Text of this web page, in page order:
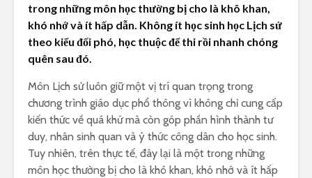
trong những môn học thường bị cho là khô khan,
khó nhớ và ít hấp dẫn. Không ít học sinh học Lịch sử
theo kiểu đối phó, học thuộc để thi rồi nhanh chóng
quên sau đó.
Môn Lịch sử luôn giữ một vị trí quan trọng trong
chương trình giáo dục phổ thông vì không chỉ cung cấp
kiến thức về quá khứ mà còn góp phần hình thành tư
duy, nhân sinh quan và ý thức công dân cho học sinh.
Tuy nhiên, trên thực tế, đây lại là một trong những
môn học thường bị cho là khô khan, khó nhớ và ít hấp